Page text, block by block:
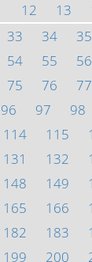
12 13
33 34 35
54 55 56
75 76 77
96 97 98
114 115
131 132
148 149
165 166
182 183
199 200